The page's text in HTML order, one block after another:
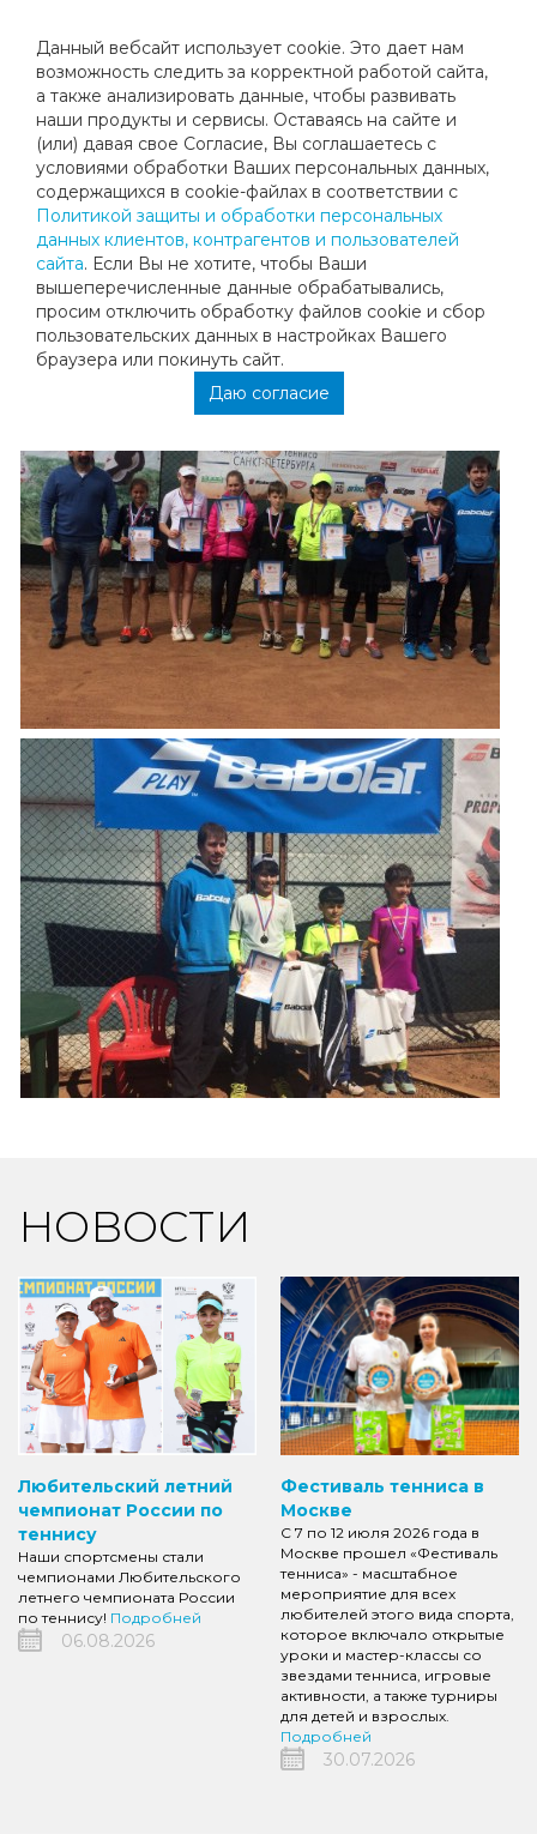
Данный вебсайт использует cookie. Это дает нам
возможность следить за корректной работой сайта,
а также анализировать данные, чтобы развивать
наши продукты и сервисы. Оставаясь на сайте и
(или) давая свое Согласие, Вы соглашаетесь с
условиями обработки Ваших персональных данных,
содержащихся в cookie-файлах в соответствии с
Политикой защиты и обработки персональных
данных клиентов, контрагентов и пользователей
сайта. Если Вы не хотите, чтобы Ваши
вышеперечисленные данные обрабатывались,
просим отключить обработку файлов cookie и сбор
пользовательских данных в настройках Вашего
браузера или покинуть сайт.
Даю согласие
ПОЗДРАВЛЯЕМ ДАНИЭЛЯ ХАЗИМЕ
29.05.2017
Поздравляем Даниэля Хазиме с финалом в одиночном и
с победой в смешанном разряде на турнире 1А
категории, "Летнее Первенство Санкт Петербурга"!
Желаем продолжать работать над собой и новых
успехов на турнирах!
НОВОСТИ
Любительский летний
чемпионат России по
теннису
Наши спортсмены стали
чемпионами Любительского
летнего чемпионата России
по теннису! Подробней
06.08.2026
Фестиваль тенниса в
Москве
С 7 по 12 июля 2026 года в
Москве прошел «Фестиваль
тенниса» - масштабное
мероприятие для всех
любителей этого вида спорта,
которое включало открытые
уроки и мастер-классы со
звездами тенниса, игровые
активности, а также турниры
для детей и взрослых.
Подробней
30.07.2026